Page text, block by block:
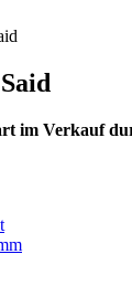
im Verkauf